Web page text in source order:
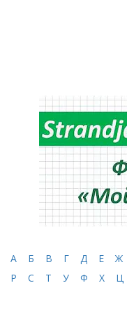
А Б В Г Д Е Ж
Р
С Т У Ф Х Ц